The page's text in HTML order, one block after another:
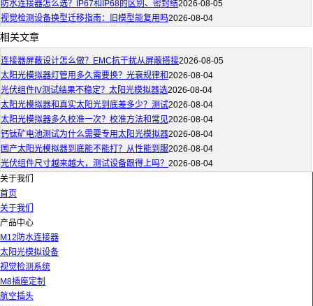
防水连接器怎么选？IP67和IP68的区别、密封结2026-08-05
视觉检测设备换型迁移指南：旧模型能复用吗2026-08-04
相关文章
连接器屏蔽设计怎么做？EMC抗干扰从屏蔽搭接2026-08-05
太阳光模拟器灯管用多久需要换？光衰规律和2026-08-04
光伏组件IV测试结果不稳定？太阳光模拟器选2026-08-04
太阳光模拟器和真实太阳光到底差多少？测试2026-08-04
太阳光模拟器多久校准一次？校准方法和常见2026-08-04
钙钛矿电池测试为什么需要专用太阳光模拟器2026-08-04
国产太阳光模拟器到底能不能打？从性能到服2026-08-04
光伏组件尺寸越来越大，测试设备跟得上吗？ 2026-08-04
关于我们
首页
关于我们
产品中心
M12防水连接器
太阳光模拟设备
视觉检测系统
M8插座定制
航空插头